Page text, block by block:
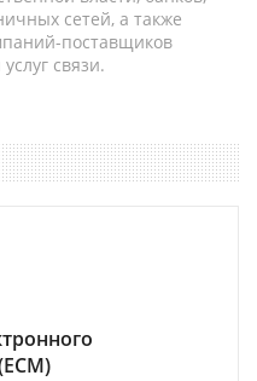
сетей, а также
поставщиков
связи.